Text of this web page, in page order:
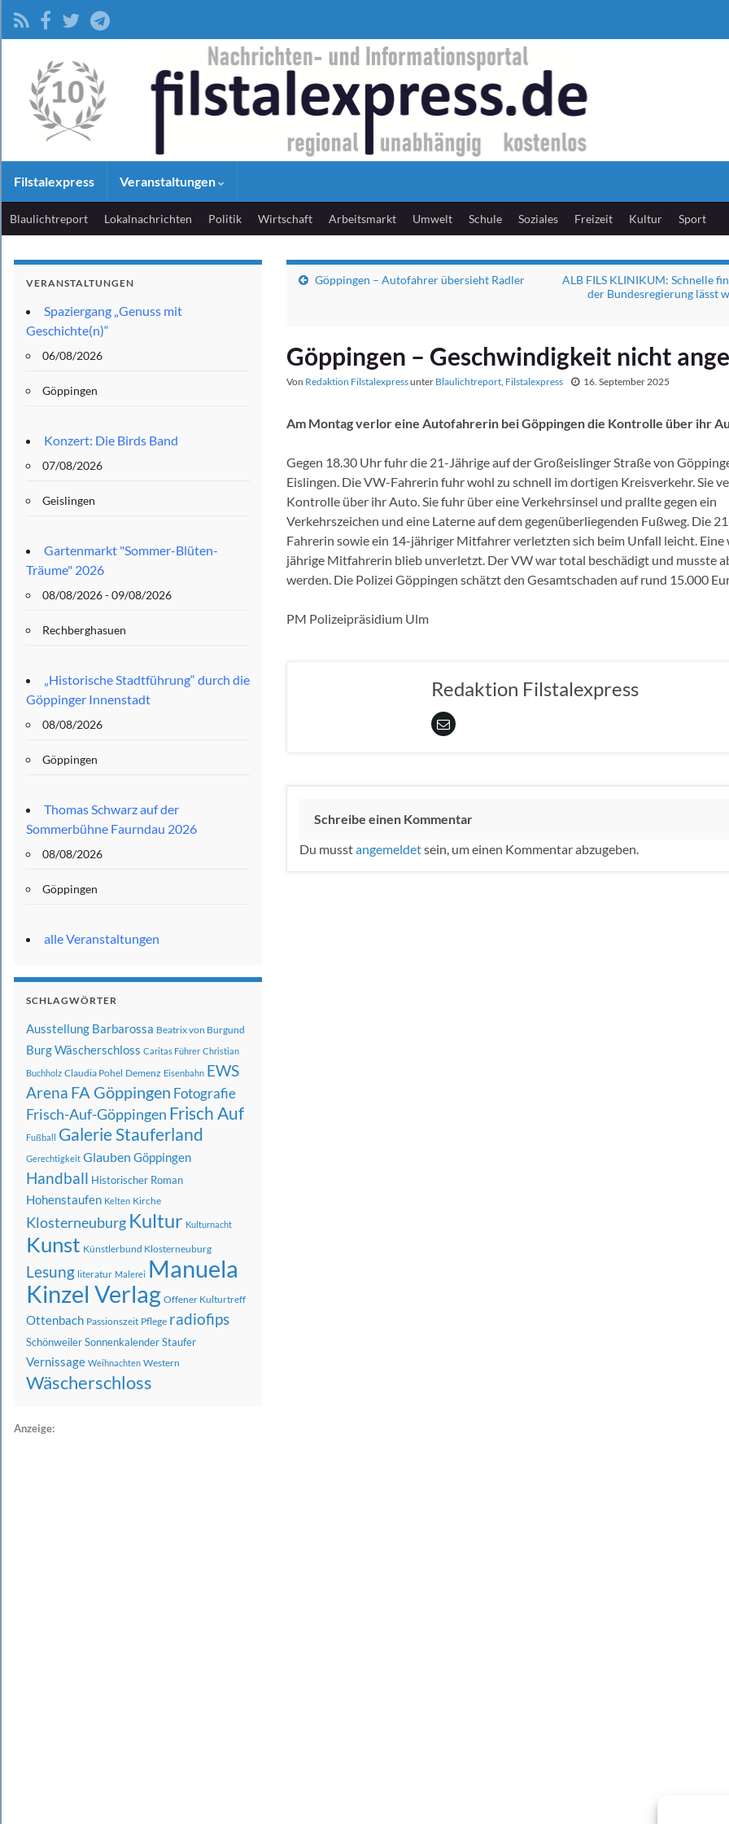
Filstalexpress Veranstaltungen
Blaulichtreport Lokalnachrichten Politik Wirtschaft Arbeitsmarkt Umwelt Schule Soziales Freizeit Kultur Sport
Göppingen – Autofahrer übersieht Radler
ALB FILS KLINIKUM: Schnelle
der Bundesregierung lässt
Göppingen – Geschwindigkeit nicht
Von Redaktion Filstalexpressunter Blaulichtreport, Filstalexpress 16. September 2025
Am Montag verlor eine Autofahrerin bei Göppingen die Kontrolle über ihr
Gegen 18.30 Uhr fuhr die 21-Jährige auf der Großeislinger Straße von
Eislingen. Die VW-Fahrerin fuhr wohl zu schnell im dortigen Kreisverkehr. Sie
Kontrolle über ihr Auto. Sie fuhr über eine Verkehrsinsel und prallte gegen ein
Verkehrszeichen und eine Laterne auf dem gegenüberliegenden Fußweg. Die
Fahrerin sowie ein 14-jähriger Mitfahrer verletzten sich beim Unfall leicht. Eine
jährige Mitfahrerin blieb unverletzt. Der VW war total beschädigt und musste
werden. Die Polizei Göppingen schätzt den Gesamtschaden auf rund 15.000
PM Polizeipräsidium Ulm
Redaktion Filstalexpress
Schreibe einen Kommentar
Du musstangemeldetsein, um einen Kommentar abzugeben.
VERANSTALTUNGEN
Spaziergang „Genuss mit
Geschichte(n)“
06/08/2026
Göppingen
Konzert: Die Birds Band
07/08/2026
Geislingen
Gartenmarkt "Sommer-Blüten-
Träume" 2026
08/08/2026 - 09/08/2026
Rechberghasuen
„Historische Stadtführung“ durch die
Göppinger Innenstadt
08/08/2026
Göppingen
Thomas Schwarz auf der
Sommerbühne Faurndau 2026
08/08/2026
Göppingen
alle Veranstaltungen
SCHLAGWÖRTER
Ausstellung Barbarossa Beatrix von Burgund
Burg Wäscherschloss Caritas Führer Christian
Buchholz Claudia Pohel Demenz Eisenbahn EWS
Arena FA Göppingen Fotografie
Frisch-Auf-Göppingen Frisch Auf
Fußball Galerie Stauferland
Gerechtigkeit Glauben Göppingen
Handball Historischer Roman
Hohenstaufen Kelten Kirche
Klosterneuburg Kultur Kulturnacht
Kunst Künstlerbund Klosterneuburg
Lesung literatur Malerei Manuela
Kinzel Verlag Offener Kulturtreff
Ottenbach Passionszeit Pflege radiofips
SchönweilerSonnenkalenderStaufer
Vernissage Weihnachten Western
Wäscherschloss
Anzeige: